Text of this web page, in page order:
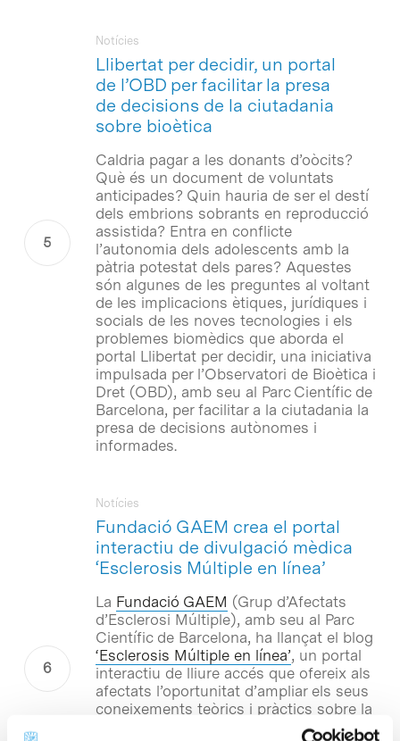
Llibertat per decidir, un portal
de l’OBD per facilitar la presa
de decisions de la ciutadania
sobre bioètica
Notícies
Caldria pagar a les donants d’oòcits?
Què és un document de voluntats
anticipades? Quin hauria de ser el destí
dels embrions sobrants en reproducció
assistida? Entra en conflicte
l’autonomia dels adolescents amb la
pàtria potestat dels pares? Aquestes
són algunes de les preguntes al voltant
de les implicacions ètiques, jurídiques i
socials de les noves tecnologies i els
problemes biomèdics que aborda el
portal Llibertat per decidir, una iniciativa
impulsada per l’Observatori de Bioètica i
Dret (OBD), amb seu al Parc Científic de
Barcelona, per facilitar a la ciutadania la
presa de decisions autònomes i
informades.
Fundació GAEM crea el portal
interactiu de divulgació mèdica
‘Esclerosis Múltiple en línea’
Notícies
La Fundació GAEM (Grup d’Afectats
d’Esclerosi Múltiple), amb seu al Parc
Científic de Barcelona, ha llançat el blog
‘Esclerosis Múltiple en línea’, un portal
interactiu de lliure accés que ofereix als
afectats l’oportunitat d’ampliar els seus
coneixements teòrics i pràctics sobre la
seva salut i els tractaments i avanços